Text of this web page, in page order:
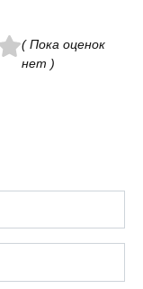
( Пока оценок
нет )